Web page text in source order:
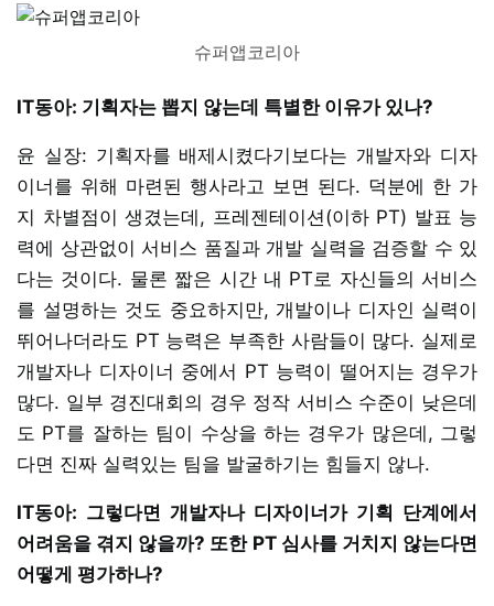
슈퍼앱코리아
IT동아: 기획자는 뽑지 않는데 특별한 이유가 있나?
윤 실장: 기획자를 배제시켰다기보다는 개발자와 디자
이너를 위해 마련된 행사라고 보면 된다. 덕분에 한 가
지 차별점이 생겼는데, 프레젠테이션(이하 PT) 발표 능
력에 상관없이 서비스 품질과 개발 실력을 검증할 수 있
다는 것이다. 물론 짧은 시간 내 PT로 자신들의 서비스
를 설명하는 것도 중요하지만, 개발이나 디자인 실력이
뛰어나더라도 PT 능력은 부족한 사람들이 많다. 실제로
개발자나 디자이너 중에서 PT 능력이 떨어지는 경우가
많다. 일부 경진대회의 경우 정작 서비스 수준이 낮은데
도 PT를 잘하는 팀이 수상을 하는 경우가 많은데, 그렇
다면 진짜 실력있는 팀을 발굴하기는 힘들지 않나.
IT동아: 그렇다면 개발자나 디자이너가 기획 단계에서
어려움을 겪지 않을까? 또한 PT 심사를 거치지 않는다면
어떻게 평가하나?